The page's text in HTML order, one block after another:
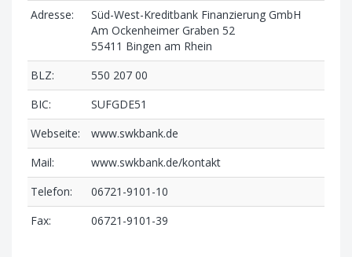
Adresse:
Süd-West-Kreditbank Finanzierung GmbH
Am Ockenheimer Graben 52
55411 Bingen am Rhein
BLZ:
550 207 00
BIC:
SUFGDE51
Webseite:
www.swkbank.de
Mail:
www.swkbank.de/kontakt
Telefon:
06721-9101-10
Fax:
06721-9101-39